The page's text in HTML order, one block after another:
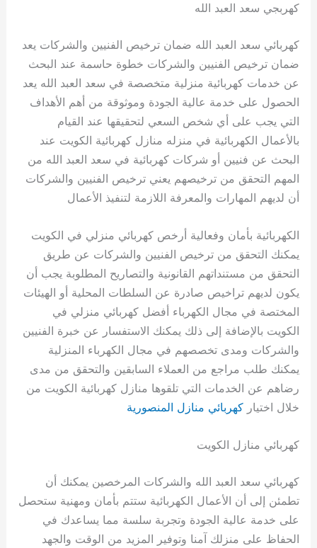
كهربجي سعد العبد الله
كهربائي سعد العبد الله ضمان ترخيص الفنيين والشركات يعد
ضمان ترخيص الفنيين والشركات خطوة حاسمة عند البحث
عن خدمات كهربائية منزلية متخصصة في سعد العبد الله يعد
الحصول على خدمة عالية الجودة وموثوقة من أهم الأهداف
التي يجب على أي شخص السعي لتحقيقها عند القيام
بالأعمال الكهربائية في منزله منازل كهربائية الكويت عند
البحث عن فنيين أو شركات كهربائية في سعد العبد الله من
المهم التحقق من ترخيصهم يعني ترخيص الفنيين والشركات
أن لديهم المهارات والمعرفة اللازمة لتنفيذ الأعمال
الكهربائية بأمان وفعالية أرخص كهربائي منزلي في الكويت
يمكنك التحقق من ترخيص الفنيين والشركات عن طريق
التحقق من مستنداتهم القانونية والتصاريح المطلوبة يجب أن
يكون لديهم تراخيص صادرة عن السلطات المحلية أو الهيئات
المختصة في مجال الكهرباء أفضل كهربائي منزلي في
الكويت بالإضافة إلى ذلك يمكنك الاستفسار عن خبرة الفنيين
والشركات ومدى تخصصهم في مجال الكهرباء المنزلية
يمكنك طلب مراجع من العملاء السابقين والتحقق من مدى
رضاهم عن الخدمات التي تلقوها منازل كهربائية الكويت من
خلال اختياركهربائي منازل المنصورية
كهربائي منازل الكويت
كهربائي سعد العبد الله والشركات المرخصين يمكنك أن
تطمئن إلى أن الأعمال الكهربائية ستتم بأمان ومهنية ستحصل
على خدمة عالية الجودة وتجربة سلسة مما يساعدك في
الحفاظ على منزلك آمنا وتوفير المزيد من الوقت والجهد